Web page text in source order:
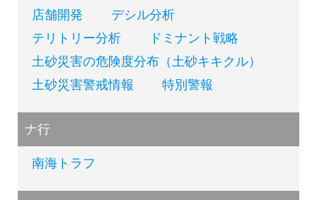
店舗開発
デシル分析
テリトリー分析
ドミナント戦略
土砂災害の危険度分布（土砂キキクル）
土砂災害警戒情報
特別警報
ナ行
南海トラフ